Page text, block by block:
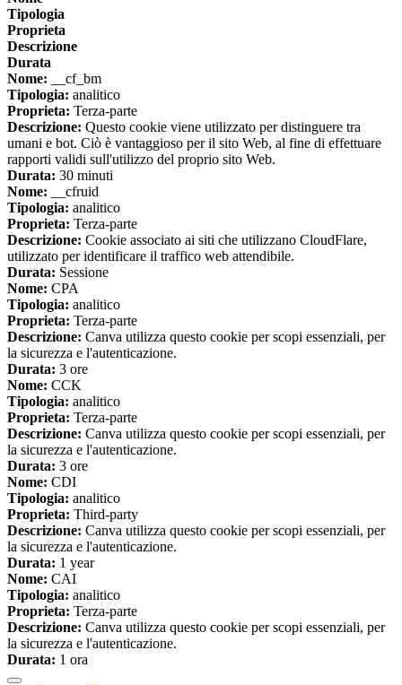
Tipologia
Proprieta
Descrizione
Durata
Nome: __cf_bm
Tipologia: analitico
Proprieta: Terza-parte
Descrizione: Questo cookie viene utilizzato per distinguere tra
umani e bot. Ciò è vantaggioso per il sito Web, al fine di effettuare
rapporti validi sull'utilizzo del proprio sito Web.
Durata: 30 minuti
Nome: __cfruid
Tipologia: analitico
Proprieta: Terza-parte
Descrizione: Cookie associato ai siti che utilizzano CloudFlare,
utilizzato per identificare il traffico web attendibile.
Durata: Sessione
Nome: CPA
Tipologia: analitico
Proprieta: Terza-parte
Descrizione: Canva utilizza questo cookie per scopi essenziali, per
la sicurezza e l'autenticazione.
Durata: 3 ore
Nome: CCK
Tipologia: analitico
Proprieta: Terza-parte
Descrizione: Canva utilizza questo cookie per scopi essenziali, per
la sicurezza e l'autenticazione.
Durata: 3 ore
Nome: CDI
Tipologia: analitico
Proprieta: Third-party
Descrizione: Canva utilizza questo cookie per scopi essenziali, per
la sicurezza e l'autenticazione.
Durata: 1 year
Nome: CAI
Tipologia: analitico
Proprieta: Terza-parte
Descrizione: Canva utilizza questo cookie per scopi essenziali, per
la sicurezza e l'autenticazione.
Durata: 1 ora